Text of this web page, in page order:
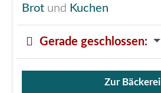
Brot und Kuchen
Gerade geschlossen:
Verkauf von Brötchen,
Zur Bäckerei